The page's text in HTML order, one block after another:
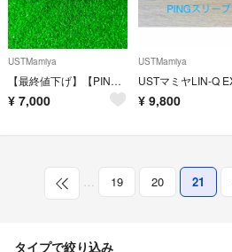
USTMamiya
【最終値下げ】【PINGスリーブ】アッタス EZ 350 75X 4HB
¥ 7,000
USTMamiya
¥ 9,800
… 19 20 21
タイプで絞り込み